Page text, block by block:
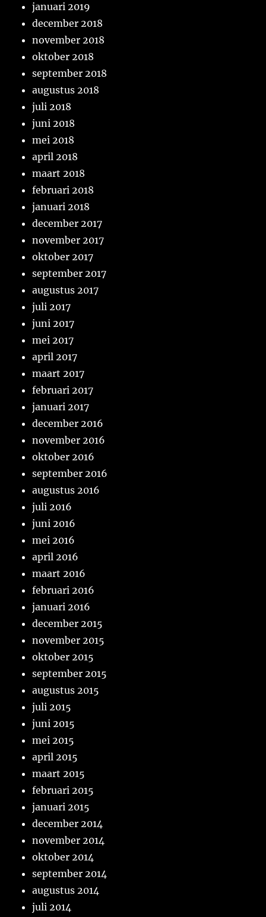
januari 2019
december 2018
november 2018
oktober 2018
september 2018
augustus 2018
juli 2018
juni 2018
mei 2018
april 2018
maart 2018
februari 2018
januari 2018
december 2017
november 2017
oktober 2017
september 2017
augustus 2017
juli 2017
juni 2017
mei 2017
april 2017
maart 2017
februari 2017
januari 2017
december 2016
november 2016
oktober 2016
september 2016
augustus 2016
juli 2016
juni 2016
mei 2016
april 2016
maart 2016
februari 2016
januari 2016
december 2015
november 2015
oktober 2015
september 2015
augustus 2015
juli 2015
juni 2015
mei 2015
april 2015
maart 2015
februari 2015
januari 2015
december 2014
november 2014
oktober 2014
september 2014
augustus 2014
juli 2014